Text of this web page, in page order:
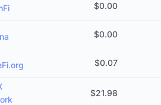
cương
$0.00
$0.00
$0.07
$21.98